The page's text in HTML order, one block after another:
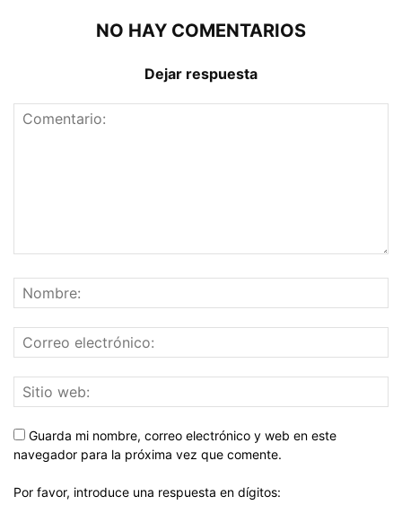
NO HAY COMENTARIOS
Dejar respuesta
Guarda mi nombre, correo electrónico y web en este
navegador para la próxima vez que comente.
Por favor, introduce una respuesta en dígitos: